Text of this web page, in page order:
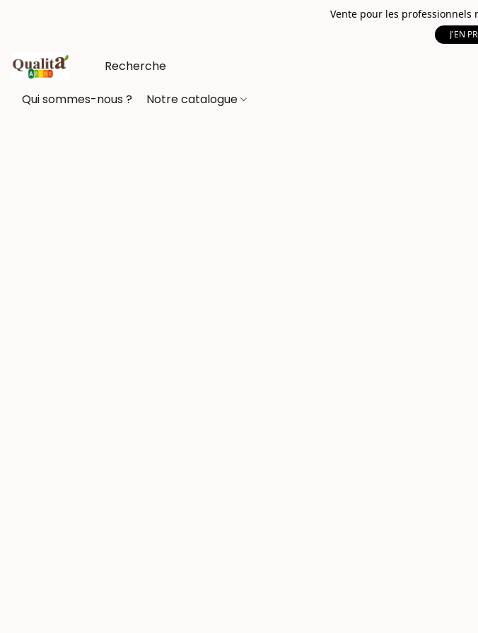
Vente pour les professionnels
J'EN
Qui sommes-nous ? Notre catalogue